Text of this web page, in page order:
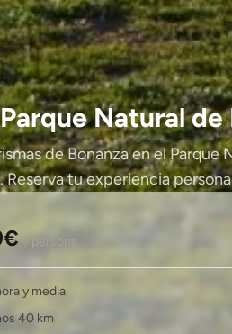
Natural
de Bonanza en el
Reserva tu experiencia
/ persona
y media
40 km